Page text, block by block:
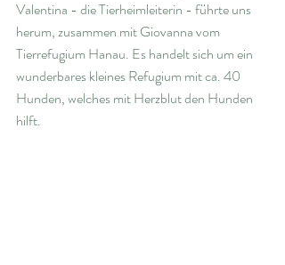
Valentina - die Tierheimleiterin - führte uns
herum, zusammen mit Giovanna vom
Tierrefugium Hanau. Es handelt sich um ein
wunderbares kleines Refugium mit ca. 40
Hunden, welches mit Herzblut den Hunden
hilft.